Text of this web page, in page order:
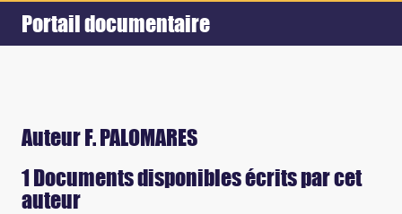
Portail documentaire
Auteur F. PALOMARES
1 Documents disponibles écrits par cet
auteur